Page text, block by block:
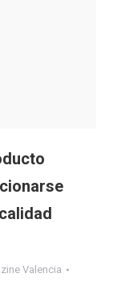
Valencia